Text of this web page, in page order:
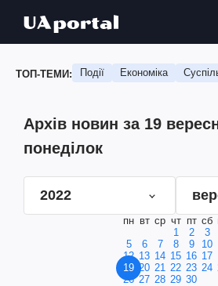
ТОП-ТЕМИ: Події Економіка
Архів новин за 19
понеділок
2022
пн вт ср чт пт сб
1
2 3
5
6 7 8 9 10
12 13 14 15 16 17
19 20 21 22 23 24
26 27 28 29 30